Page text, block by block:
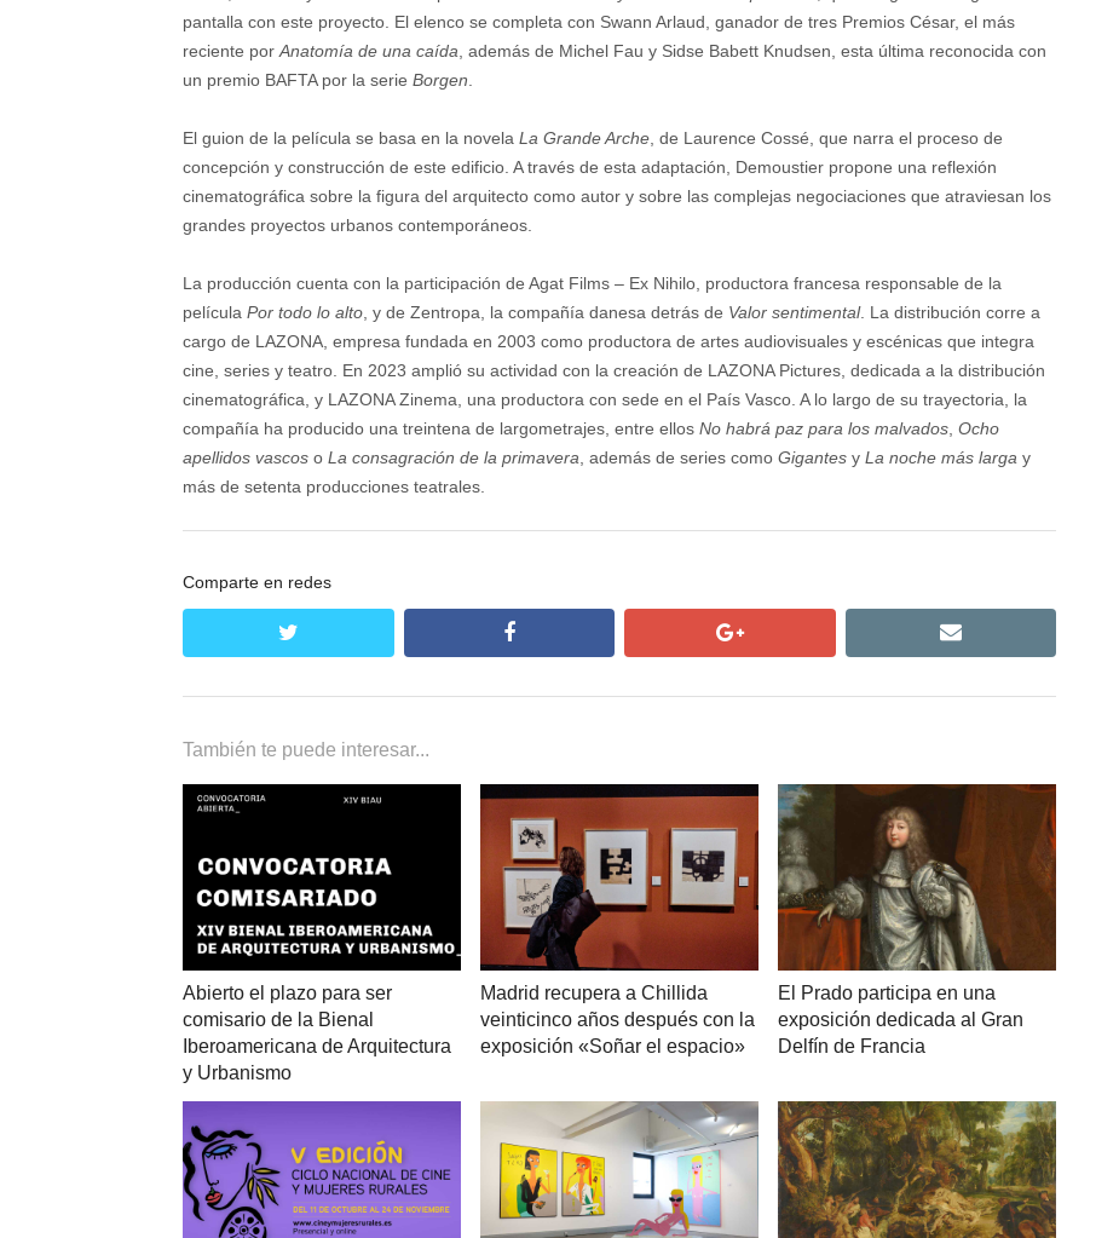
pantalla con este proyecto. El elenco se completa con Swann Arlaud, ganador de tres Premios César, el más
reciente porAnatomía de una caída, además de Michel Fau y Sidse Babett Knudsen, esta última reconocida con
un premio BAFTA por la serie Borgen.
El guion de la película se basa en la novela La Grande Arche, de Laurence Cossé, que narra el proceso de
concepción y construcción de este edificio. A través de esta adaptación, Demoustier propone una reflexión
cinematográfica sobre la figura del arquitecto como autor y sobre las complejas negociaciones que atraviesan los
grandes proyectos urbanos contemporáneos.
La producción cuenta con la participación de Agat Films – Ex Nihilo, productora francesa responsable de la
película Por todo lo alto, y de Zentropa, la compañía danesa detrás de Valor sentimental. La distribución corre a
cargo de LAZONA, empresa fundada en 2003 como productora de artes audiovisuales y escénicas que integra
cine, series y teatro. En 2023 amplió su actividad con la creación de LAZONA Pictures, dedicada a la distribución
cinematográfica, y LAZONA Zinema, una productora con sede en el País Vasco. A lo largo de su trayectoria, la
compañía ha producido una treintena de largometrajes, entre ellos No habrá paz para los malvados, Ocho
apellidos vascos o La consagración de la primavera, además de series como Gigantes y La noche más larga y
más de setenta producciones teatrales.
Comparte en redes
twitter facebook google+ email
También te puede interesar...
Abierto el plazo para ser
comisario de la Bienal
Iberoamericana de Arquitectura
y Urbanismo
Madrid recupera a Chillida
veinticinco años después con la
exposición «Soñar el espacio»
El Prado participa en una
exposición dedicada al Gran
Delfín de Francia